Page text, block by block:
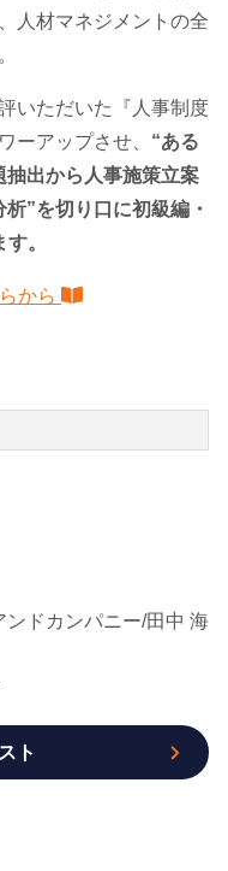
人材マネジメントの全
いただいた『人事制度
ーアップさせ、 “ある
出から人事施策立案
”を切り口に初級編・
。
から
ンパニー/田中 海
ト